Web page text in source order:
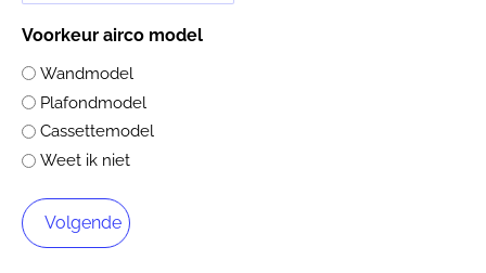
Voorkeur airco model
Wandmodel
Plafondmodel
Cassettemodel
Weet ik niet